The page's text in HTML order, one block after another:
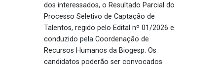
dos interessados, o Resultado Parcial do
Processo Seletivo de Captação de
Talentos, regido pelo Edital nº 01/2026 e
conduzido pela Coordenação de
Recursos Humanos da Biogesp. Os
candidatos poderão ser convocados